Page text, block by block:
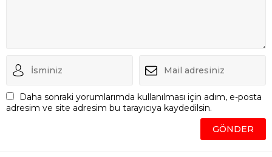
Daha sonraki yorumlarımda kullanılması için adım, e-posta
adresim ve site adresim bu tarayıcıya kaydedilsin.